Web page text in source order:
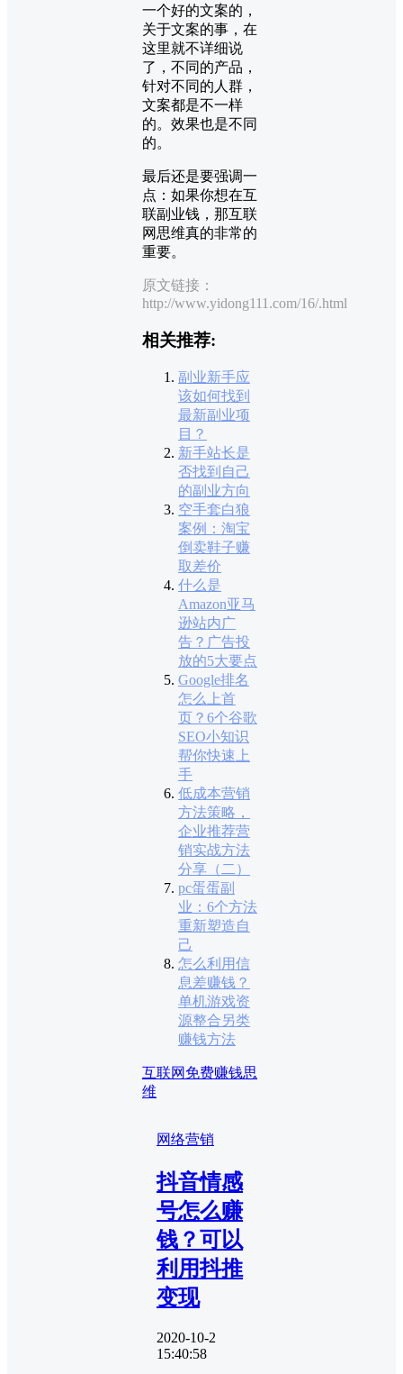
一个好的文案的，
关于文案的事，在
这里就不详细说
了，不同的产品，
针对不同的人群，
文案都是不一样
的。效果也是不同
的。
最后还是要强调一
点：如果你想在互
联副业钱，那互联
网思维真的非常的
重要。
原文链接：
http://www.yidong111.com/16/.html
相关推荐:
副业新手应
该如何找到
最新副业项
目？
新手站长是
否找到自己
的副业方向
空手套白狼
案例：淘宝
倒卖鞋子赚
取差价
什么是
Amazon亚马
逊站内广
告？广告投
放的5大要点
Google排名
怎么上首
页？6个谷歌
SEO小知识
帮你快速上
手
低成本营销
方法策略，
企业推荐营
销实战方法
分享（二）
pc蛋蛋副
业：6个方法
重新塑造自
己
怎么利用信
息差赚钱？
单机游戏资
源整合另类
赚钱方法
互联网免费赚钱思
维
网络营销
抖音情感
号怎么赚
钱？可以
利用抖推
变现
2020-10-2
15:40:58